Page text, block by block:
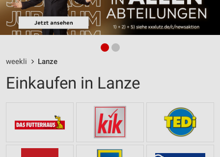
weekli Lanze
Einkaufen in Lanze